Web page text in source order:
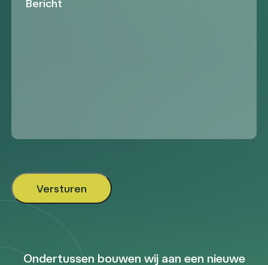
Ondertussen bouwen wij aan een nieuwe